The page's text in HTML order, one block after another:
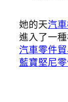
她的天汽
進入了一
汽車零件
藍寶堅尼